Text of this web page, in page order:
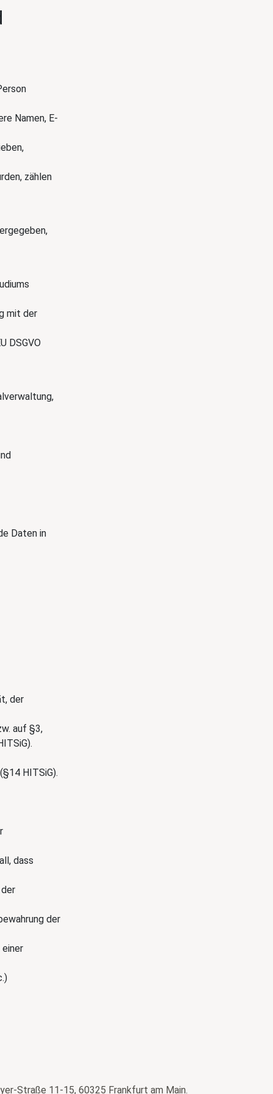
Namen, E-
zählen
mit der
DSGVO
Daten in
der
auf §3,
HITSiG).
dass
der
Straße 11-15, 60325 Frankfurt am Main.